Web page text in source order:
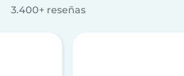
3.400+ reseñas